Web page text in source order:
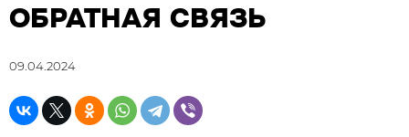
ОБРАТНАЯ СВЯЗЬ
09.04.2024